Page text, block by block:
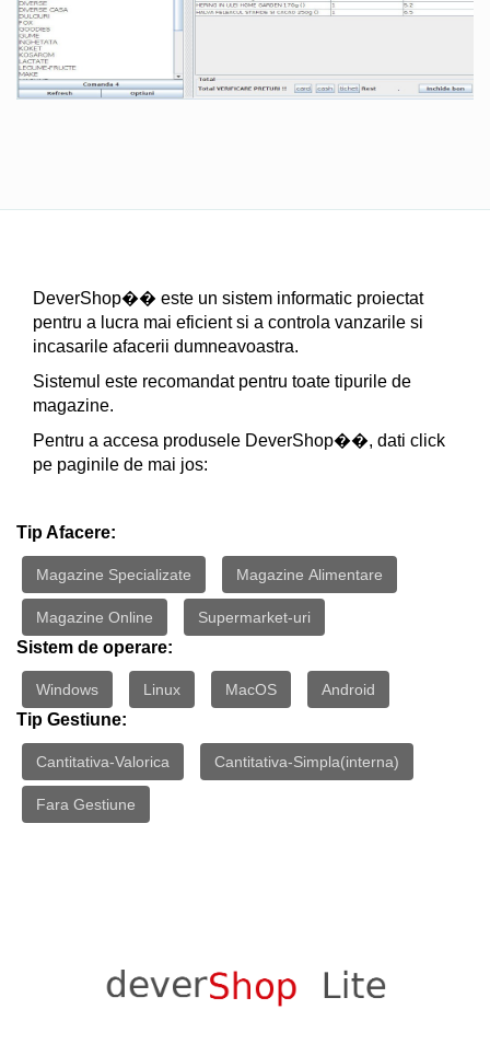
DeverShop�� este un sistem informatic proiectat
pentru a lucra mai eficient si a controla vanzarile si
incasarile afacerii dumneavoastra.
Sistemul este recomandat pentru toate tipurile de
magazine.
Pentru a accesa produsele DeverShop��, dati click
pe paginile de mai jos:
Tip Afacere:
Magazine Specializate Magazine Alimentare
Magazine Online Supermarket-uri
Sistem de operare:
Windows Linux MacOS Android
Tip Gestiune:
Cantitativa-Valorica Cantitativa-Simpla(interna)
Fara Gestiune